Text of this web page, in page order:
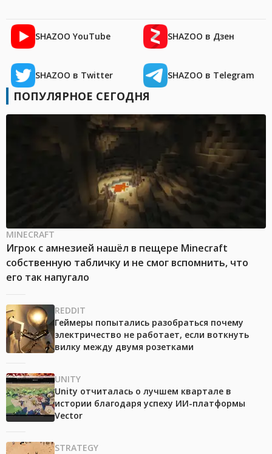
SHAZOO YouTube SHAZOO в Дзен
SHAZOO в Twitter SHAZOO в Telegram
ПОПУЛЯРНОЕ СЕГОДНЯ
MINECRAFT
Игрок с амнезией нашёл в пещере Minecraft
собственную табличку и не смог вспомнить, что
его так напугало
REDDIT
Геймеры попытались разобраться почему
электричество не работает, если воткнуть
вилку между двумя розетками
UNITY
Unity отчиталась о лучшем квартале в
истории благодаря успеху ИИ-платформы
Vector
STRATEGY